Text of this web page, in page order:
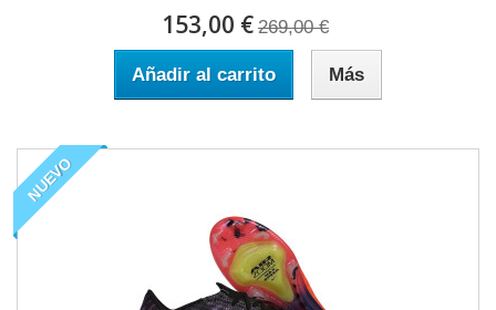
153,00 € 269,00 €
Añadir al carrito Más
NUEVO